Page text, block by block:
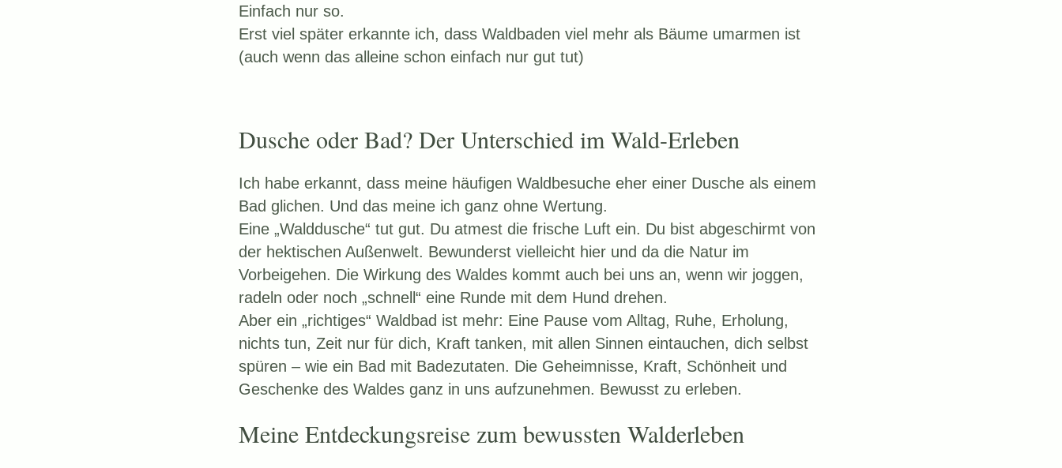
Einfach nur so.
Erst viel später erkannte ich, dass Waldbaden viel mehr als Bäume umarmen ist
(auch wenn das alleine schon einfach nur gut tut)
Dusche oder Bad? Der Unterschied im Wald-Erleben
Ich habe erkannt, dass meine häufigen Waldbesuche eher einer Dusche als einem
Bad glichen. Und das meine ich ganz ohne Wertung.
Eine „Walddusche“ tut gut. Du atmest die frische Luft ein. Du bist abgeschirmt von
der hektischen Außenwelt. Bewunderst vielleicht hier und da die Natur im
Vorbeigehen. Die Wirkung des Waldes kommt auch bei uns an, wenn wir joggen,
radeln oder noch „schnell“ eine Runde mit dem Hund drehen.
Aber ein „richtiges“ Waldbad ist mehr: Eine Pause vom Alltag, Ruhe, Erholung,
nichts tun, Zeit nur für dich, Kraft tanken, mit allen Sinnen eintauchen, dich selbst
spüren – wie ein Bad mit Badezutaten. Die Geheimnisse, Kraft, Schönheit und
Geschenke des Waldes ganz in uns aufzunehmen. Bewusst zu erleben.
Meine Entdeckungsreise zum bewussten Walderleben